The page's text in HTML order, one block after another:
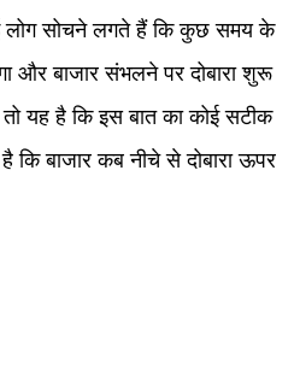
लोग सोचने लगते हैं कि कुछ समय के
और बाजार संभलने पर दोबारा शुरू
तो यह है कि इस बात का कोई सटीक
कि बाजार कब नीचे से दोबारा ऊपर